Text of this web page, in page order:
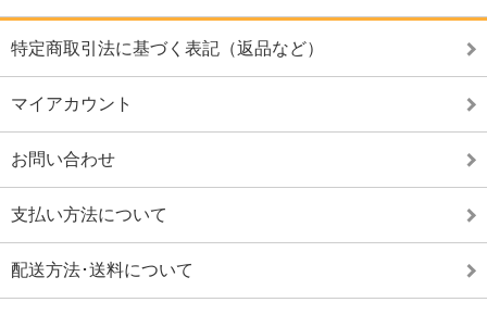
特定商取引法に基づく表記（返品など）
マイアカウント
お問い合わせ
支払い方法について
配送方法･送料について